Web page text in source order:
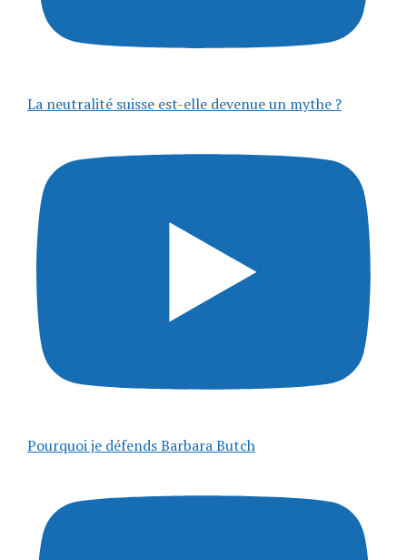
La neutralité suisse est-elle devenue un mythe ?
Pourquoi je défends Barbara Butch